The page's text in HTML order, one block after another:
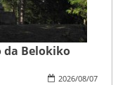
da Belokiko
2026/08/07